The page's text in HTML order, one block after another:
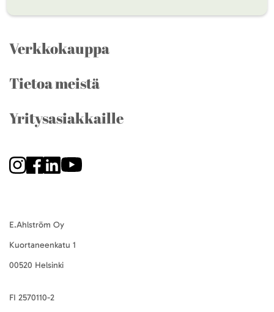
Verkkokauppa
Tietoa meistä
Yritysasiakkaille
E.Ahlström Oy
Kuortaneenkatu 1
00520 Helsinki
FI 2570110-2